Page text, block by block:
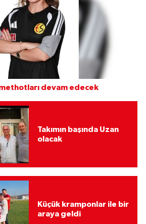
devam edecek
Takımın başında Uzan
olacak
Küçük kramponlar ile bir
araya geldi